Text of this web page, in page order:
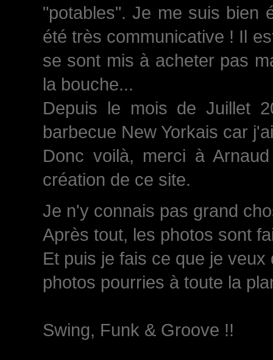
"potables". Je me suis bien
été très communicative ! Il
se sont mis à acheter pas
la bouche...
Depuis le mois de Juillet
barbecue New Yorkais car
Donc voilà, merci à
création de ce site.
Je n'y connais pas grand
Après tout, les photos sont
Et puis je fais ce que je
photos pourries à toute la
Swing, Funk & Groove !!